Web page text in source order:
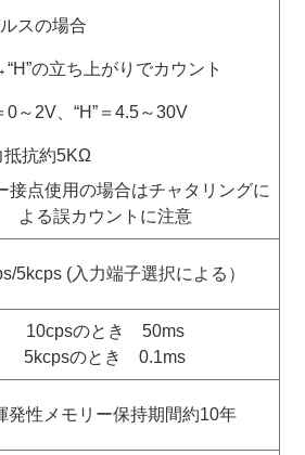
スの場合
の立ち上がりでカウント
0～2V、“H”＝4.5～30V
抵抗約5KΩ
接点使用の場合はチャタリングに
よる誤カウントに注意
5kcps (入力端子選択による）
10cpsのとき 50ms
5kcpsのとき 0.1ms
発性メモリー保持期間約10年